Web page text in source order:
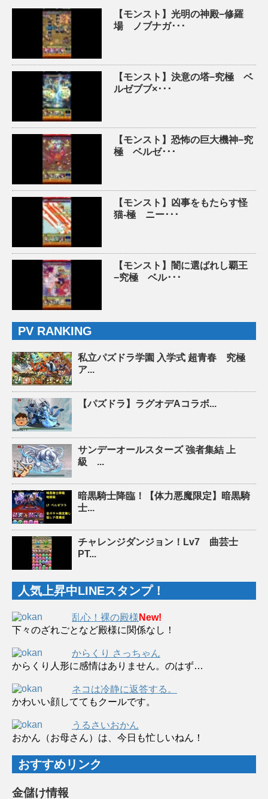
【モンスト】光明の神殿−修羅
場 ノブナガ･･･
【モンスト】決意の塔−究極 ベ
ルゼブブ×･･･
【モンスト】恐怖の巨大機神−究
極 ベルゼ･･･
【モンスト】凶事をもたらす怪
猫-極 ニー･･･
【モンスト】闇に選ばれし覇王
−究極 ベル･･･
PV RANKING
私立パズドラ学園 入学式 超青春 究極
ア...
【パズドラ】ラグオデAコラボ...
サンデーオールスターズ 強者集結 上
級 ...
暗黒騎士降臨！【体力悪魔限定】暗黒騎
士...
チャレンジダンジョン！Lv7 曲芸士
PT...
人気上昇中LINEスタンプ！
乱心！裸の殿様 New!
下々のざれごとなど殿様に関係なし！
からくり さっちゃん
からくり人形に感情はありません。のはず…
ネコは冷静に返答する。
かわいい顔しててもクールです。
うるさいおかん
おかん（お母さん）は、今日も忙しいねん！
おすすめリンク
金儲け情報